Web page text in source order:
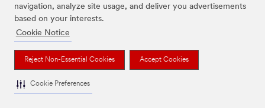
navigation, analyze site usage, and deliver you advertisements
based on your interests.
Cookie Notice
Reject Non-Essential Cookies Accept Cookies
Cookie Preferences